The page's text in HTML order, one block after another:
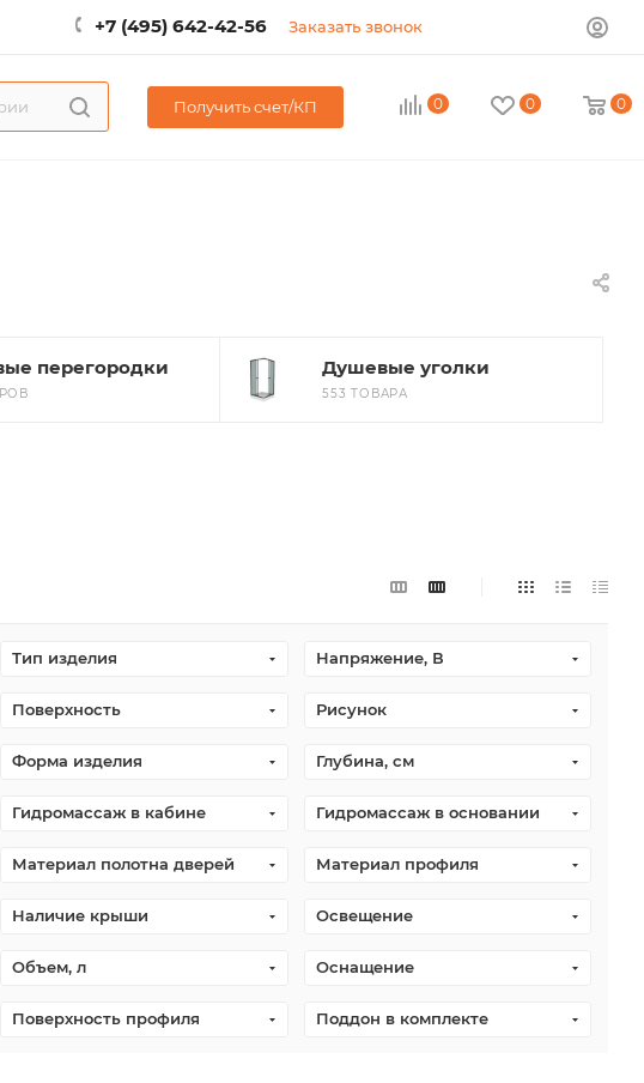
+7 (495) 642-42-56 Заказать звонок
Получить счет/КП 0 0 0
перегородки Душевые уголки
553 ТОВАРА
Тип изделия Напряжение, В
Поверхность Рисунок
Форма изделия Глубина, см
Гидромассаж в кабине Гидромассаж в основании
Материал полотна дверей Материал профиля
Наличие крыши Освещение
Объем, л Оснащение
Поверхность профиля Поддон в комплекте